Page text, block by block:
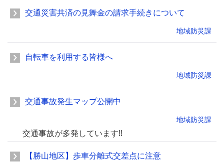
交通災害共済の見舞金の請求手続きについて
地域防災課
自転車を利用する皆様へ
地域防災課
交通事故発生マップ公開中
地域防災課
交通事故が多発しています!!
【勝山地区】歩車分離式交差点に注意